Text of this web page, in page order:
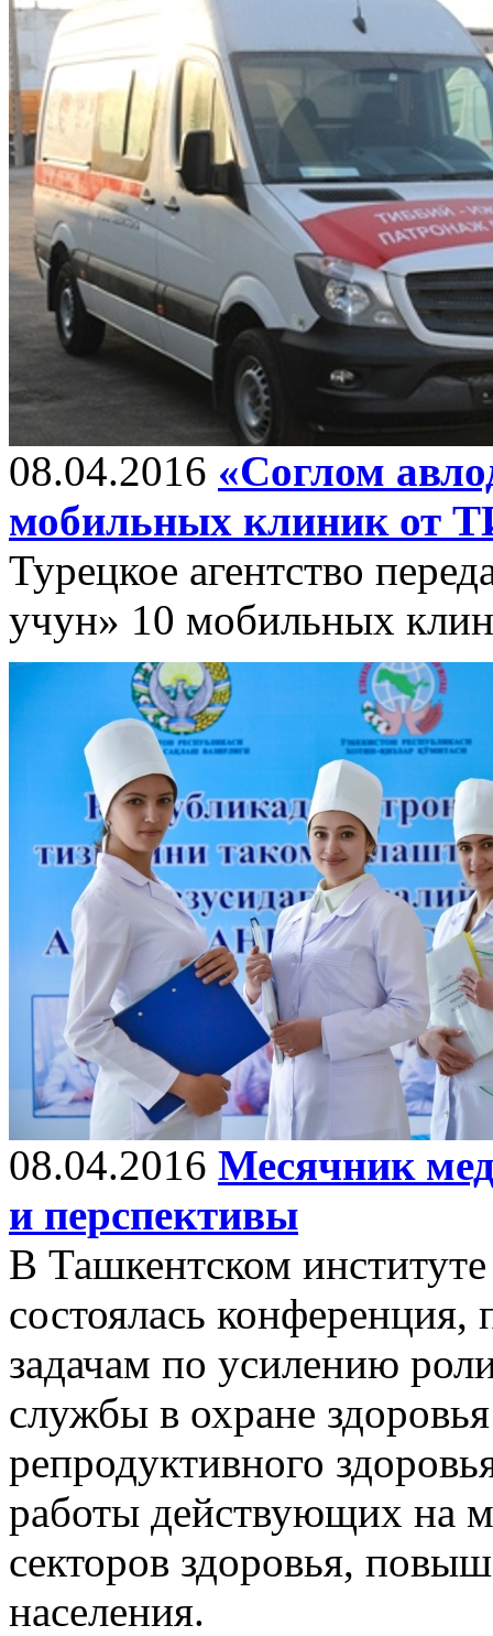
08.04.2016 «Соглом
мобильных клиник от
Турецкое агентство
учун» 10 мобильных
08.04.2016 Месячник
и перспективы
В Ташкентском
состоялась
задачам по усилению
службы в охране
репродуктивного
работы действующих на
секторов здоровья,
населения.